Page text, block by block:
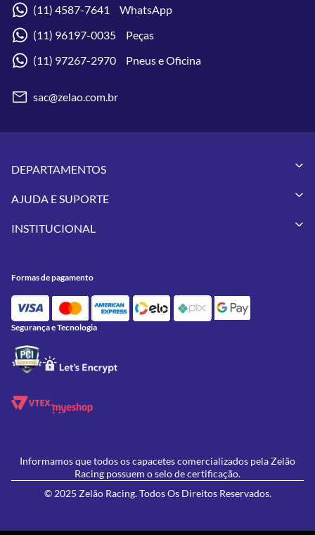
(11) 4587-7641 WhatsApp
(11) 96197-0035 Peças
(11) 97267-2970 Pneus e Oficina
sac@zelao.com.br
DEPARTAMENTOS
Vestuários
Pneus
Utilidades
Feminino
Lançamentos
AJUDA E SUPORTE
Meus Pedidos
Política de Privacidade
Política de Campanhas e promoções
INSTITUCIONAL
Contato
Oficina/Serviços
Formas de pagamento
Segurança e Tecnologia
Informamos que todos os capacetes comercializados pela Zelão
Racing possuem o selo de certificação.
© 2025 Zelão Racing. Todos Os Direitos Reservados.